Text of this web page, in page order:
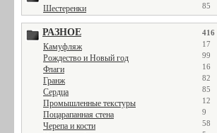
Шестеренки 85
РАЗНОЕ 416
Камуфляж 17
Рождество и Новый год 99
Флаги 16
Гранж 82
Сердца 85
Промышленные текстуры 12
Поцарапанная стена 9
Черепа и кости 58